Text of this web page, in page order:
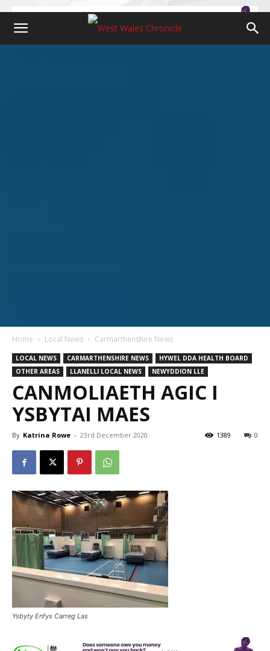
Home Local News Carmarthenshire News
LOCAL NEWS CARMARTHENSHIRE NEWS
HYWEL DDA HEALTH BOARD
OTHER AREAS
LLANELLI LOCAL NEWS NEWYDDION LLE
CANMOLIAETH AGIC I
YSBYTAI MAES
By Katrina Rowe - 23rd December 2020 0
1389
Ysbyty Enfys Carreg Las